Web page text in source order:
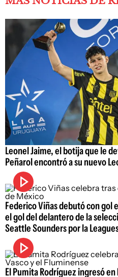
Leonel Jaime, el botija que le
Peñarol encontró a su nuevo
Federico Viñas debutó con gol
el gol del delantero de la
Seattle Sounders por la
El Pumita Rodríguez ingresó